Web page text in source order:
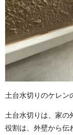
土台水切りのケレン
土台水切りは、家の
役割は、外壁から伝